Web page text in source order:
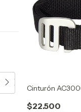
Cinturón
$22.500